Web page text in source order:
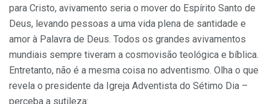
para Cristo, avivamento seria o mover do Espírito Santo de
Deus, levando pessoas a uma vida plena de santidade e
amor à Palavra de Deus. Todos os grandes avivamentos
mundiais sempre tiveram a cosmovisão teológica e bíblica.
Entretanto, não é a mesma coisa no adventismo. Olha o que
revela o presidente da Igreja Adventista do Sétimo Dia –
perceba a sutileza: